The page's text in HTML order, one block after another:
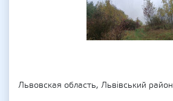
Львовская область, Львівський район